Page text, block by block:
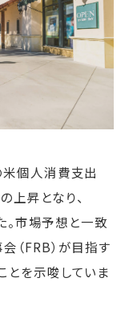
個人消費支出
上昇となり、
市場予想と一致
（FRB）が目指す
とを示唆していま